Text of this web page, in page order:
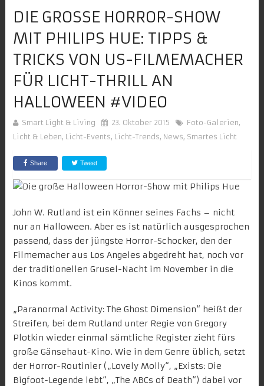
DIE GROSSE HORROR-SHOW M
IT PHILIPS HUE: TIPPS & T
RICKS VON US-FILMEMACHER F
ÜR LICHT-THRILL AN H
ALLOWEEN #VIDEO
Smart Light & Living 23. Oktober 2015 Foto-Galerien,
Licht & Leben, Licht-Events, Licht-Trends, News, Smartes Licht
Share Tweet
John W. Rutland ist ein Könner seines Fachs – nicht
nur an Halloween. Aber es ist natürlich ausgesprochen
passend, dass der jüngste Horror-Schocker, den der
Filmemacher aus Los Angeles abgedreht hat, noch vor
der traditionellen Grusel-Nacht im November in die
Kinos kommt.
„Paranormal Activity: The Ghost Dimension“ heißt der
Streifen, bei dem Rutland unter Regie von Gregory
Plotkin wieder einmal sämtliche Register zieht fürs
große Gänsehaut-Kino. Wie in dem Genre üblich, setzt
der Horror-Routinier („Lovely Molly“, „Exists: Die
Bigfoot-Legende lebt“, „The ABCs of Death“) dabei vor